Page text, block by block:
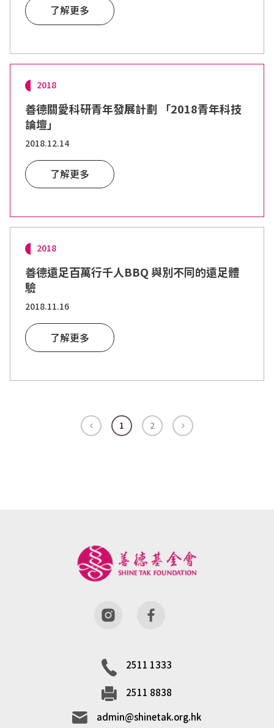
了解更多
2018
善德關愛科研青年發展計劃 「2018青年科技
論壇」
2018.12.14
了解更多
2018
善德遠足百萬行千人BBQ 與別不同的遠足體
驗
2018.11.16
了解更多
1 2
2511 1333
2511 8838
admin@shinetak.org.hk